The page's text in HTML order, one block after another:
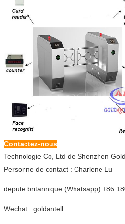
Contactez-nous
Technologie Co, Ltd de Shenzhen
Personne de contact : Charlene Lu
député britannique (Whatsapp) +86
Wechat : goldantell